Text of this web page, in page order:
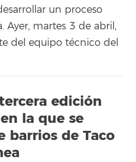
un proceso
Ayer, martes 3 de abril,
del equipo técnico del
edición
la que se
barrios de Taco